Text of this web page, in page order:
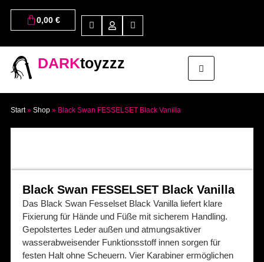
0,00 €
DARKtoyzzz
Start» Shop» Black Swan FESSELSET Black Vanilla
Black Swan FESSELSET Black Vanilla
Das Black Swan Fesselset Black Vanilla liefert klare
Fixierung für Hände und Füße mit sicherem Handling.
Gepolstertes Leder außen und atmungsaktiver
wasserabweisender Funktionsstoff innen sorgen für
festen Halt ohne Scheuern. Vier Karabiner ermöglichen